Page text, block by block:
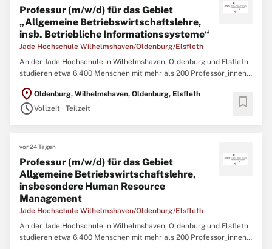
Professur (m/w/d) für das Gebiet
„Allgemeine Betriebswirtschaftslehre,
insb. Betriebliche Informationssysteme“
Jade Hochschule Wilhelmshaven/Oldenburg/Elsfleth
An der Jade Hochschule in Wilhelmshaven, Oldenburg und Elsfleth
studieren etwa 6.400 Menschen mit mehr als 200 Professor_innen.
kooperative Zusammenarbeit und eine zugewandte Haltung aus. In
allen Bereichen fördert die Hochschule Kompetenz und ...
location_on Oldenburg, Wilhelmshaven, Oldenburg, Elsfleth
scheduleVollzeit · Teilzeit bookmark
vor 24 Tagen
Professur (m/w/d) für das Gebiet
Allgemeine Betriebswirtschaftslehre,
insbesondere Human Resource
Management
Jade Hochschule Wilhelmshaven/Oldenburg/Elsfleth
An der Jade Hochschule in Wilhelmshaven, Oldenburg und Elsfleth
studieren etwa 6.400 Menschen mit mehr als 200 Professor_innen.